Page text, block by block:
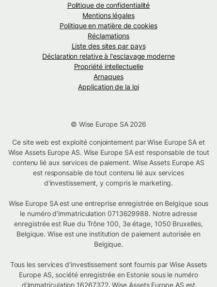
Politique de confidentialité
Mentions légales
Politique en matière de cookies
Réclamations
Liste des sites par pays
Déclaration relative à l'esclavage moderne
Propriété intellectuelle
Arnaques
Application de la loi
© Wise Europe SA 2026
Ce site web est exploité conjointement par Wise Europe SA et
Wise Assets Europe AS. Wise Europe SA est responsable de tout
contenu lié aux services de paiement. Wise Assets Europe AS
est responsable de tout contenu lié aux services
d'investissement, y compris le marketing.
Wise Europe SA est une entreprise enregistrée en Belgique sous
le numéro d'immatriculation 0713629988. Notre adresse
enregistrée est Rue du Trône 100, 3e étage, 1050 Bruxelles,
Belgique. Wise est une institution de paiement autorisée en
Belgique.
Tous les services d'investissement sont fournis par Wise Assets
Europe AS, société enregistrée en Estonie sous le numéro
d'immatriculation 16267372. Wise Assets Europe AS est